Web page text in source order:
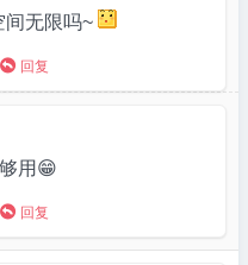
间无限吗~
 回复
用😁
 回复